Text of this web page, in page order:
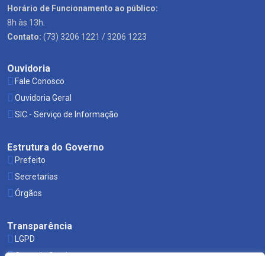
Horário de Funcionamento ao público:
8h às 13h.
Contato: (73) 3206 1221 / 3206 1223
Ouvidoria
Fale Conosco
Ouvidoria Geral
SIC - Serviço de Informação
Estrutura do Governo
Prefeito
Secretarias
Órgãos
Transparência
LGPD